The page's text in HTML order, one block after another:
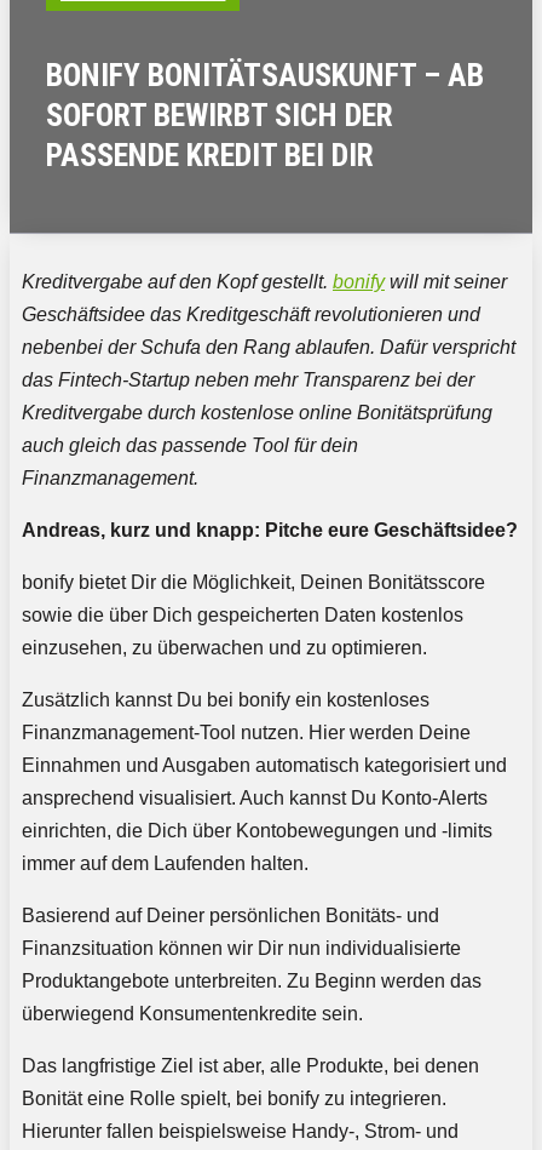
BONIFY BONITÄTSAUSKUNFT – AB
SOFORT BEWIRBT SICH DER
PASSENDE KREDIT BEI DIR
Kreditvergabe auf den Kopf gestellt. bonifywill mit seiner
Geschäftsidee das Kreditgeschäft revolutionieren und
nebenbei der Schufa den Rang ablaufen. Dafür verspricht
das Fintech-Startup neben mehr Transparenz bei der
Kreditvergabe durch kostenlose online Bonitätsprüfung
auch gleich das passende Tool für dein
Finanzmanagement.
Andreas, kurz und knapp: Pitche eure Geschäftsidee?
bonify bietet Dir die Möglichkeit, Deinen Bonitätsscore
sowie die über Dich gespeicherten Daten kostenlos
einzusehen, zu überwachen und zu optimieren.
Zusätzlich kannst Du bei bonify ein kostenloses
Finanzmanagement-Tool nutzen. Hier werden Deine
Einnahmen und Ausgaben automatisch kategorisiert und
ansprechend visualisiert. Auch kannst Du Konto-Alerts
einrichten, die Dich über Kontobewegungen und -limits
immer auf dem Laufenden halten.
Basierend auf Deiner persönlichen Bonitäts- und
Finanzsituation können wir Dir nun individualisierte
Produktangebote unterbreiten. Zu Beginn werden das
überwiegend Konsumentenkredite sein.
Das langfristige Ziel ist aber, alle Produkte, bei denen
Bonität eine Rolle spielt, bei bonify zu integrieren.
Hierunter fallen beispielsweise Handy-, Strom- und